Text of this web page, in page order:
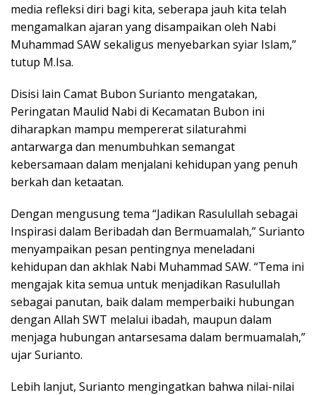
media refleksi diri bagi kita, seberapa jauh kita telah
mengamalkan ajaran yang disampaikan oleh Nabi
Muhammad SAW sekaligus menyebarkan syiar Islam,”
tutup M.Isa.
Disisi lain Camat Bubon Surianto mengatakan,
Peringatan Maulid Nabi di Kecamatan Bubon ini
diharapkan mampu mempererat silaturahmi
antarwarga dan menumbuhkan semangat
kebersamaan dalam menjalani kehidupan yang penuh
berkah dan ketaatan.
Dengan mengusung tema “Jadikan Rasulullah sebagai
Inspirasi dalam Beribadah dan Bermuamalah,” Surianto
menyampaikan pesan pentingnya meneladani
kehidupan dan akhlak Nabi Muhammad SAW. “Tema ini
mengajak kita semua untuk menjadikan Rasulullah
sebagai panutan, baik dalam memperbaiki hubungan
dengan Allah SWT melalui ibadah, maupun dalam
menjaga hubungan antarsesama dalam bermuamalah,”
ujar Surianto.
Lebih lanjut, Surianto mengingatkan bahwa nilai-nilai